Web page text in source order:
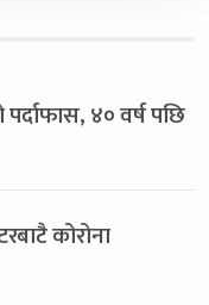
४० वर्ष पछि
कोरोना